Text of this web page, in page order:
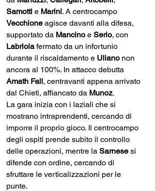
Samotti e Marini. A centrocampo
Vecchione agisce davanti alla difesa,
supportato da Mancino e Serio, con
Labriola fermato da un infortunio
durante il riscaldamento e Uliano non
ancora al 100%. In attacco debutta
Amath Fall, centravanti appena arrivato
dal Chieti, affiancato da Munoz.
La gara inizia con i laziali che si
mostrano intraprendenti, cercando di
imporre il proprio gioco. Il centrocampo
degli ospiti prende subito il controllo
delle operazioni, mentre la Sarnese si
difende con ordine, cercando di
sfruttare le verticalizzazioni per le
punte.